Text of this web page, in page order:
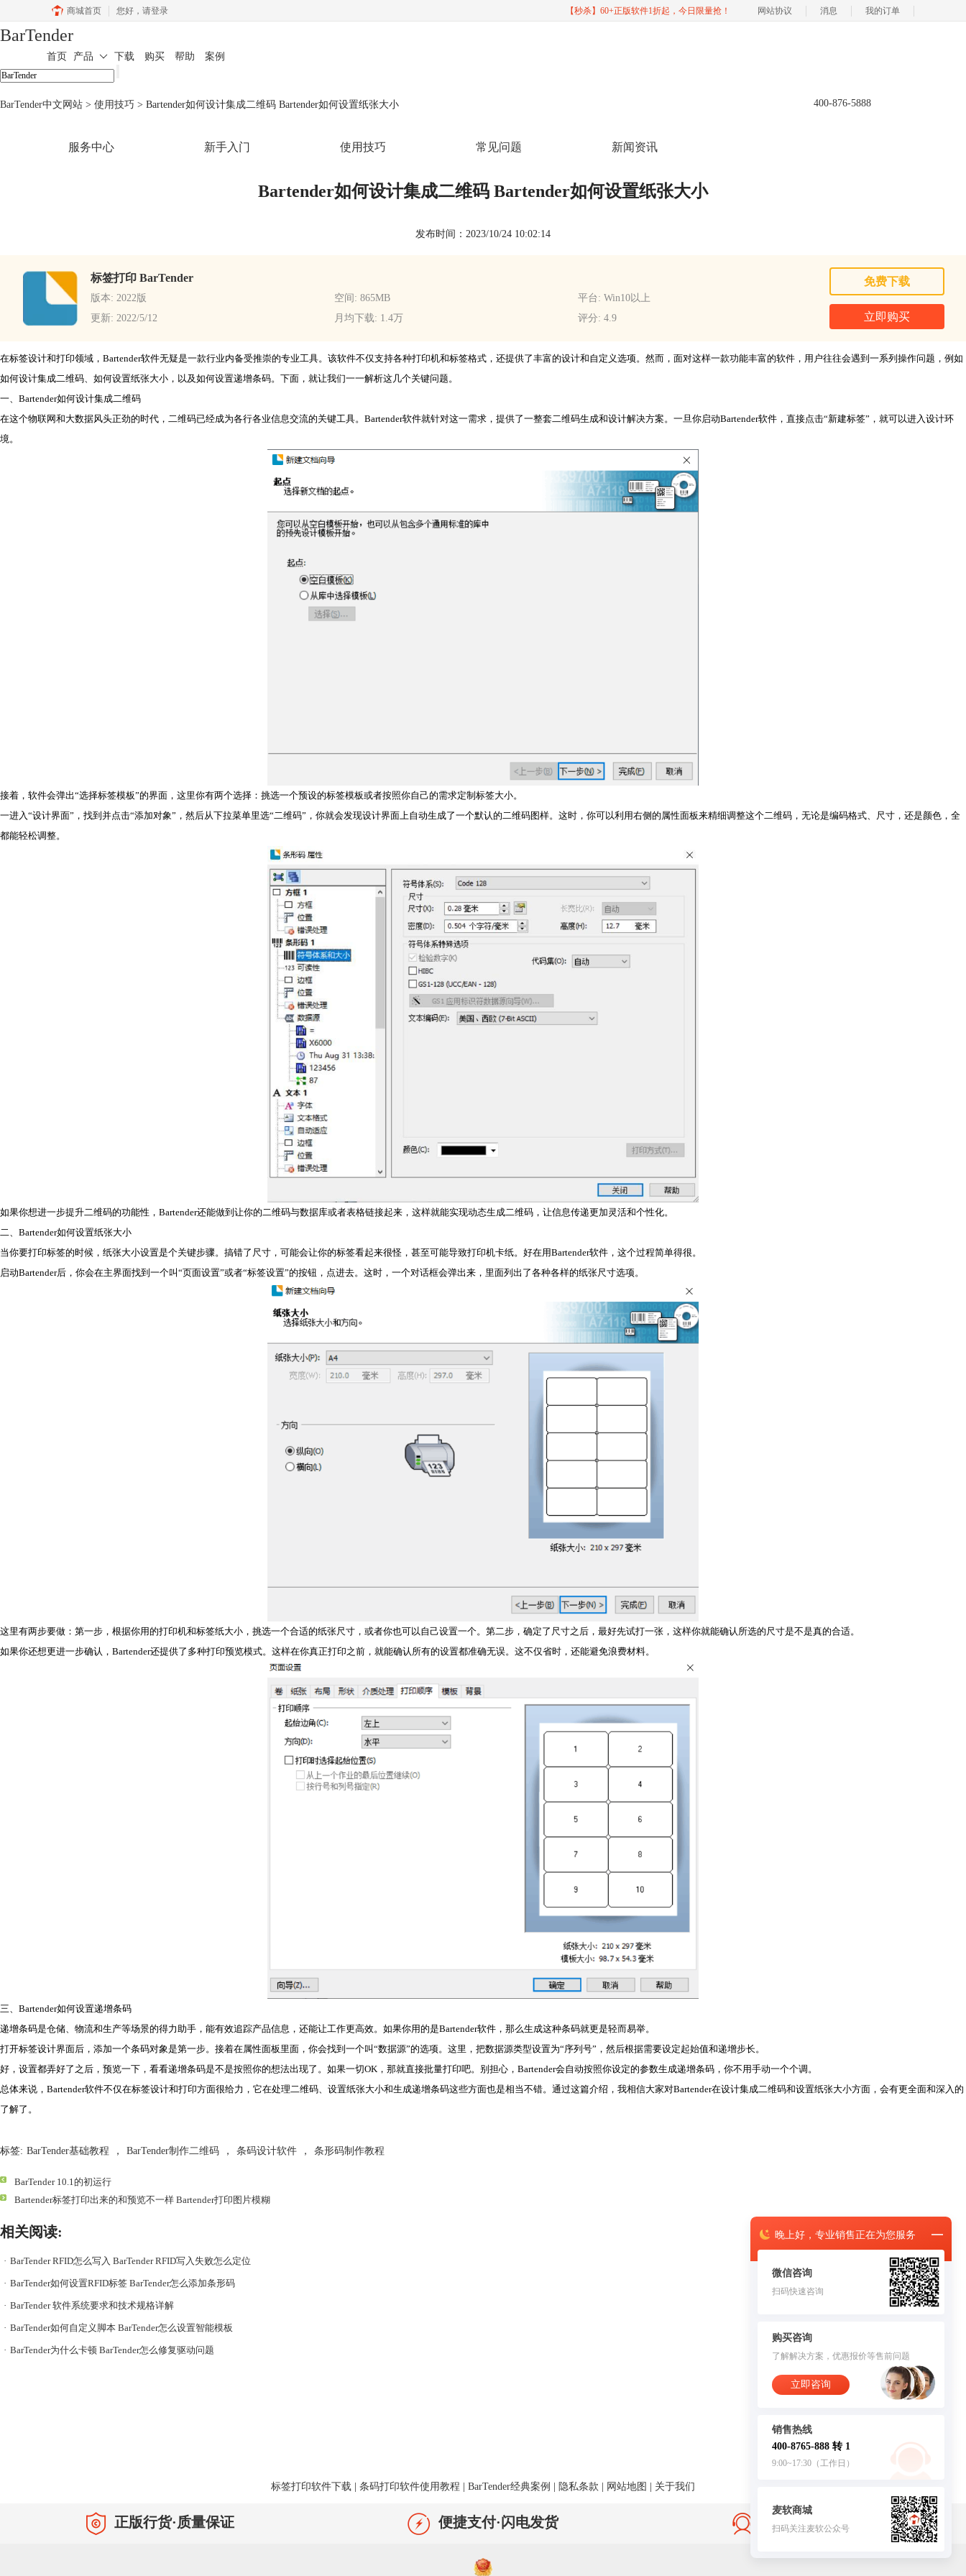
晚上好， 专业销售正在为您服务
微信咨询
扫码快速咨询
购买咨询
了解解决方案，优惠报价等售前问题
立即咨询
销售热线
400-8765-888 转 1
9:00~17:30（工作日）
麦软商城
扫码关注麦软公众号
客服
商城首页 您好， 请登录 【秒杀】60+正版软件1折起，今日限量抢！ 网站协议 消息 我的订单
BarTender
首页 产品 下载 购买 帮助 案例
400-876-5888
BarTender中文网站 > 使用技巧 > Bartender如何设计集成二维码 Bartender如何设置纸张大小
服务中心 新手入门 使用技巧 常见问题 新闻资讯
Bartender如何设计集成二维码 Bartender如何设置纸张大小
发布时间：2023/10/24 10:02:14
标签打印 BarTender
版本: 2022版 空间: 865MB
平台: Win10以上
更新: 2022/5/12
月均下载: 1.4万 评分: 4.9
免费下载
立即购买
在标签设计和打印领域，Bartender软件无疑是一款行业内备受推崇的专业工具。该软件不仅支持各种打印机和标签格式，还提供了丰富的设计和自定义选项。然而，面对这样一款功能丰富的软件，用户往往会遇到一系列操作问题，例如
如何设计集成二维码、如何设置纸张大小，以及如何设置递增条码。下面，就让我们一一解析这几个关键问题。
一、Bartender如何设计集成二维码
在这个物联网和大数据风头正劲的时代，二维码已经成为各行各业信息交流的关键工具。Bartender软件就针对这一需求，提供了一整套二维码生成和设计解决方案。一旦你启动Bartender软件，直接点击“新建标签”，就可以进入设计环
境。
接着，软件会弹出“选择标签模板”的界面，这里你有两个选择：挑选一个预设的标签模板或者按照你自己的需求定制标签大小。
一进入“设计界面”，找到并点击“添加对象”，然后从下拉菜单里选“二维码”，你就会发现设计界面上自动生成了一个默认的二维码图样。这时，你可以利用右侧的属性面板来精细调整这个二维码，无论是编码格式、尺寸，还是颜色，全
都能轻松调整。
如果你想进一步提升二维码的功能性，Bartender还能做到让你的二维码与数据库或者表格链接起来，这样就能实现动态生成二维码，让信息传递更加灵活和个性化。
二、Bartender如何设置纸张大小
当你要打印标签的时候，纸张大小设置是个关键步骤。搞错了尺寸，可能会让你的标签看起来很怪，甚至可能导致打印机卡纸。好在用Bartender软件，这个过程简单得很。
启动Bartender后，你会在主界面找到一个叫“页面设置”或者“标签设置”的按钮，点进去。这时，一个对话框会弹出来，里面列出了各种各样的纸张尺寸选项。
这里有两步要做：第一步，根据你用的打印机和标签纸大小，挑选一个合适的纸张尺寸，或者你也可以自己设置一个。第二步，确定了尺寸之后，最好先试打一张，这样你就能确认所选的尺寸是不是真的合适。
如果你还想更进一步确认，Bartender还提供了多种打印预览模式。这样在你真正打印之前，就能确认所有的设置都准确无误。这不仅省时，还能避免浪费材料。
三、Bartender如何设置递增条码
递增条码是仓储、物流和生产等场景的得力助手，能有效追踪产品信息，还能让工作更高效。如果你用的是Bartender软件，那么生成这种条码就更是轻而易举。
打开标签设计界面后，添加一个条码对象是第一步。接着在属性面板里面，你会找到一个叫“数据源”的选项。这里，把数据源类型设置为“序列号”，然后根据需要设定起始值和递增步长。
好，设置都弄好了之后，预览一下，看看递增条码是不是按照你的想法出现了。如果一切OK，那就直接批量打印吧。别担心，Bartender会自动按照你设定的参数生成递增条码，你不用手动一个个调。
总体来说，Bartender软件不仅在标签设计和打印方面很给力，它在处理二维码、设置纸张大小和生成递增条码这些方面也是相当不错。通过这篇介绍，我相信大家对Bartender在设计集成二维码和设置纸张大小方面，会有更全面和深入的
了解了。
标签: BarTender基础教程 ， BarTender制作二维码 ， 条码设计软件 ， 条形码制作教程
BarTender 10.1的初运行
Bartender标签打印出来的和预览不一样 Bartender打印图片模糊
相关阅读:
· BarTender RFID怎么写入 BarTender RFID写入失败怎么定位
· BarTender如何设置RFID标签 BarTender怎么添加条形码
· BarTender 软件系统要求和技术规格详解
· BarTender如何自定义脚本 BarTender怎么设置智能模板
· BarTender为什么卡顿 BarTender怎么修复驱动问题
标签打印软件下载 条码打印软件使用教程 BarTender经典案例 隐私条款 网站地图 关于我们
正版行货·质量保证 便捷支付·闪电发货 售后无忧·服务保障